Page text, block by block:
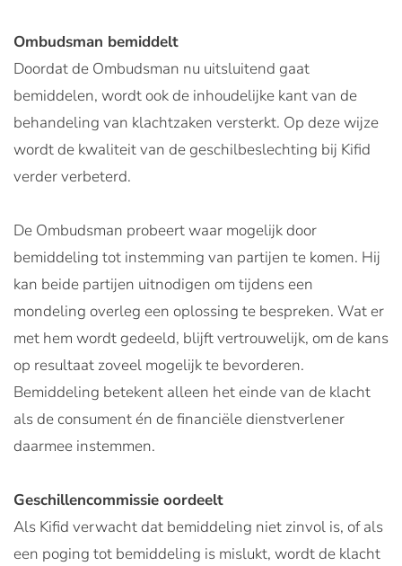
Ombudsman bemiddelt
Doordat de Ombudsman nu uitsluitend gaat
bemiddelen, wordt ook de inhoudelijke kant van de
behandeling van klachtzaken versterkt. Op deze wijze
wordt de kwaliteit van de geschilbeslechting bij Kifid
verder verbeterd.
De Ombudsman probeert waar mogelijk door
bemiddeling tot instemming van partijen te komen. Hij
kan beide partijen uitnodigen om tijdens een
mondeling overleg een oplossing te bespreken. Wat er
met hem wordt gedeeld, blijft vertrouwelijk, om de kans
op resultaat zoveel mogelijk te bevorderen.
Bemiddeling betekent alleen het einde van de klacht
als de consument én de financiële dienstverlener
daarmee instemmen.
Geschillencommissie oordeelt
Als Kifid verwacht dat bemiddeling niet zinvol is, of als
een poging tot bemiddeling is mislukt, wordt de klacht